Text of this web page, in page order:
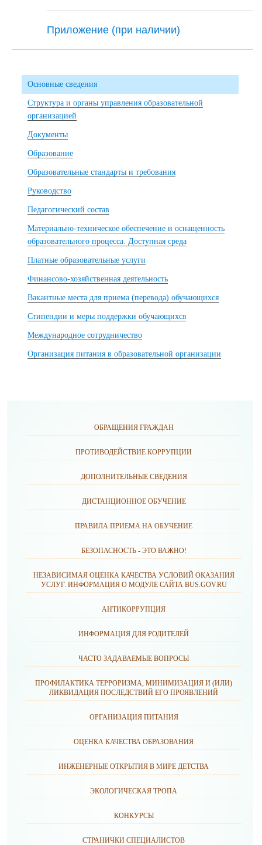
Приложение (при наличии)
Основные сведения
Структура и органы управления образовательной
организацией
Документы
Образование
Образовательные стандарты и требования
Руководство
Педагогический состав
Материально-техническое обеспечение и оснащенность
образовательного процесса. Доступная среда
Платные образовательные услуги
Финансово-хозяйственная деятельность
Вакантные места для приема (перевода) обучающихся
Стипендии и меры поддержки обучающихся
Международное сотрудничество
Организация питания в образовательной организации
ОБРАЩЕНИЯ ГРАЖДАН
ПРОТИВОДЕЙСТВИЕ КОРРУПЦИИ
ДОПОЛНИТЕЛЬНЫЕ СВЕДЕНИЯ
ДИСТАНЦИОННОЕ ОБУЧЕНИЕ
ПРАВИЛА ПРИЕМА НА ОБУЧЕНИЕ
БЕЗОПАСНОСТЬ - ЭТО ВАЖНО!
НЕЗАВИСИМАЯ ОЦЕНКА КАЧЕСТВА УСЛОВИЙ ОКАЗАНИЯ
УСЛУГ. ИНФОРМАЦИЯ О МОДУЛЕ САЙТА BUS.GOV.RU
АНТИКОРРУПЦИЯ
ИНФОРМАЦИЯ ДЛЯ РОДИТЕЛЕЙ
ЧАСТО ЗАДАВАЕМЫЕ ВОПРОСЫ
ПРОФИЛАКТИКА ТЕРРОРИЗМА, МИНИМИЗАЦИЯ И (ИЛИ)
ЛИКВИДАЦИЯ ПОСЛЕДСТВИЙ ЕГО ПРОЯВЛЕНИЙ
ОРГАНИЗАЦИЯ ПИТАНИЯ
ОЦЕНКА КАЧЕСТВА ОБРАЗОВАНИЯ
ИНЖЕНЕРНЫЕ ОТКРЫТИЯ В МИРЕ ДЕТСТВА
ЭКОЛОГИЧЕСКАЯ ТРОПА
КОНКУРСЫ
СТРАНИЧКИ СПЕЦИАЛИСТОВ